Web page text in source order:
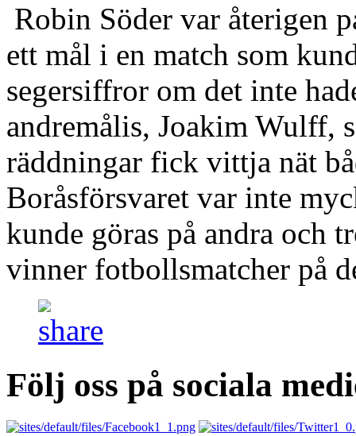
Robin Söder var återigen
ett mål i en match som
segersiffror om det inte
andremålis, Joakim Wulff,
räddningar fick vittja nät
Boråsförsvaret var inte
kunde göras på andra och
vinner fotbollsmatcher på
Följ oss på sociala